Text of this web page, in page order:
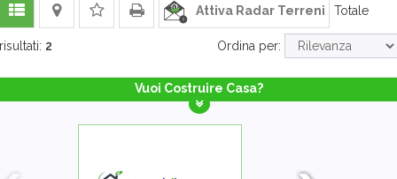
Attiva Radar Terreni Totale
risultati: 2 Ordina per:
Vuoi Costruire Casa?